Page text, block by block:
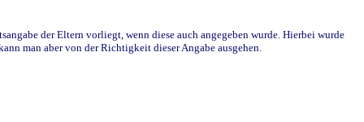
der Eltern vorliegt, wenn diese auch angegeben wurde. Hierbei wurde
man aber von der Richtigkeit dieser Angabe ausgehen.